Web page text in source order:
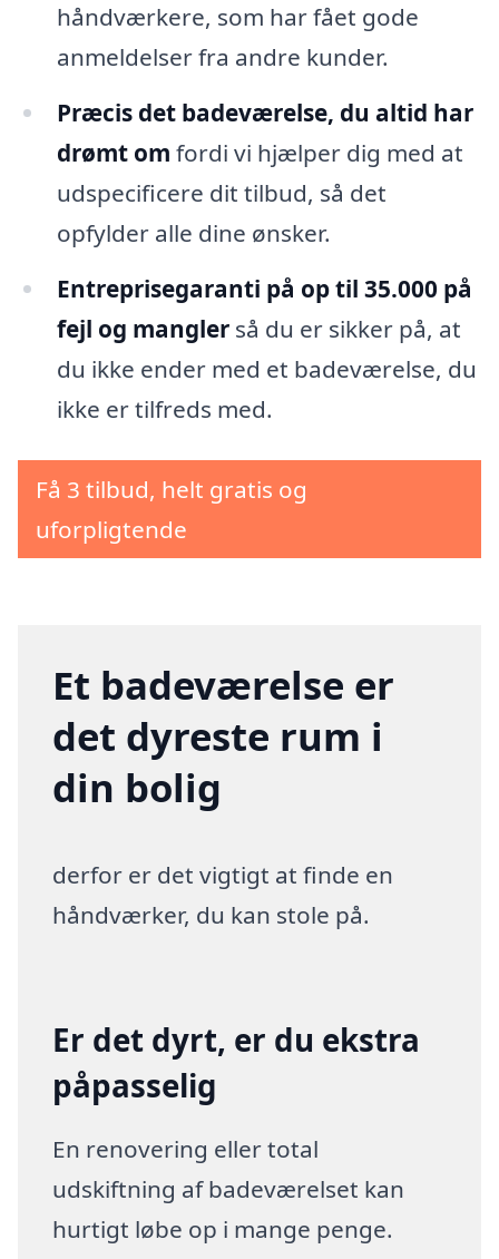
håndværkere, som har fået gode
anmeldelser fra andre kunder.
Præcis det badeværelse, du altid har
drømt om fordi vi hjælper dig med at
udspecificere dit tilbud, så det
opfylder alle dine ønsker.
Entreprisegaranti på op til 35.000 på
fejl og manglerså du er sikker på, at
du ikke ender med et badeværelse, du
ikke er tilfreds med.
Få 3 tilbud, helt gratis og
uforpligtende
Et badeværelse er
det dyreste rum i
din bolig
derfor er det vigtigt at finde en
håndværker, du kan stole på.
Er det dyrt, er du ekstra
påpasselig
En renovering eller total
udskiftning af badeværelset kan
hurtigt løbe op i mange penge.